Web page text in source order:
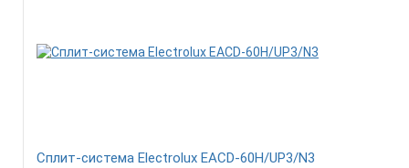
Сплит-система Electrolux EACD-60H/UP3/N3